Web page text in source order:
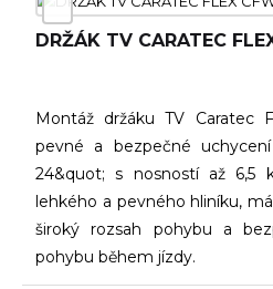
DRŽÁK TV CARATEC
Montáž držáku TV Caratec
pevné a bezpečné
24&quot; s nosností až 6,5
lehkého a pevného hliníku,
široký rozsah pohybu a
pohybu během jízdy.